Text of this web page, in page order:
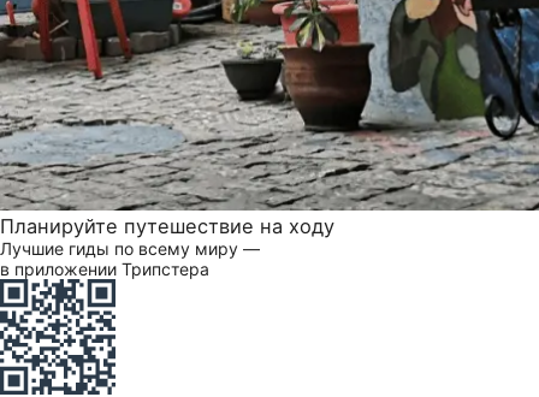
Планируйте путешествие на ходу
Лучшие гиды по всему миру —
в приложении Трипстера